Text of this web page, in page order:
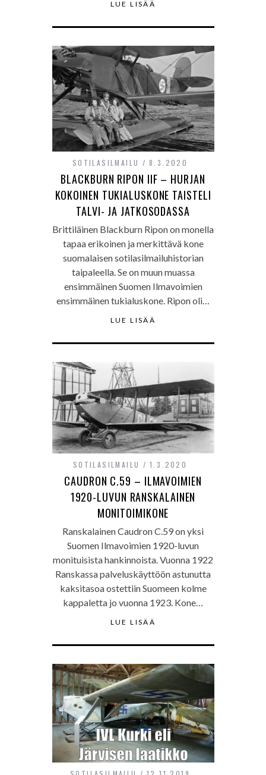
LUE LISÄÄ
SOTILASILMAILU 8.3.2020
BLACKBURN RIPON IIF – HURJAN
KOKOINEN TUKIALUSKONE TAISTELI
TALVI- JA JATKOSODASSA
Brittiläinen Blackburn Ripon on monella
tapaa erikoinen ja merkittävä kone
suomalaisen sotilasilmailuhistorian
taipaleella. Se on muun muassa
ensimmäinen Suomen Ilmavoimien
ensimmäinen tukialuskone. Ripon oli…
LUE LISÄÄ
SOTILASILMAILU 1.3.2020
CAUDRON C.59 – ILMAVOIMIEN
1920-LUVUN RANSKALAINEN
MONITOIMIKONE
Ranskalainen Caudron C.59 on yksi
Suomen Ilmavoimien 1920-luvun
monituisista hankinnoista. Vuonna 1922
Ranskassa palveluskäyttöön astunutta
kaksitasoa ostettiin Suomeen kolme
kappaletta jo vuonna 1923. Kone…
LUE LISÄÄ